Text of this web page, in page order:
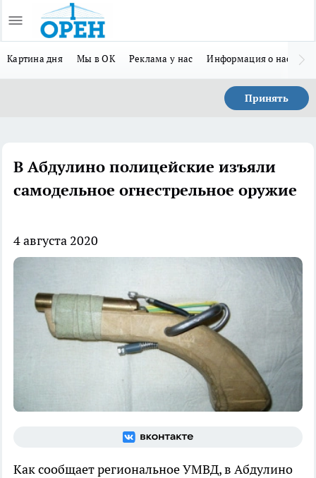
Картина дня Мы в ОК Реклама у нас Информация о нас
Принять
В Абдулино полицейские изъяли
самодельное огнестрельное оружие
4 августа 2020
Как сообщает региональное УМВД, в Абдулино